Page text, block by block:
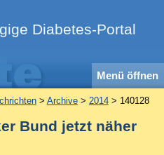
Diabetes-Portal
Menü öffnen
> Archive> 2014> 140128
Bund jetzt näher